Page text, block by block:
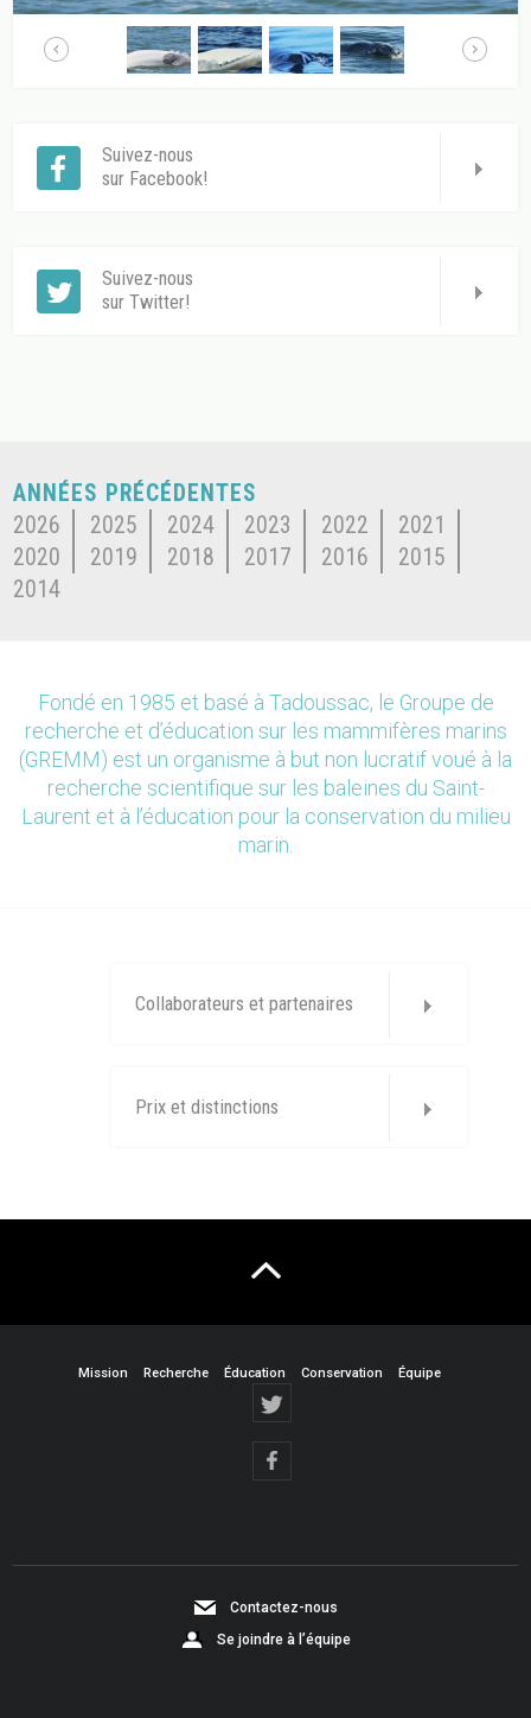
Suivez-nous
sur Facebook!
Suivez-nous
sur Twitter!
ANNÉES PRÉCÉDENTES
2026
2025 2024 2023 2022
2021
2020
2019 2018 2017 2016
2015
2014
Fondé en 1985 et basé à Tadoussac, le Groupe de
recherche et d’éducation sur les mammifères marins
(GREMM) est un organisme à but non lucratif voué à la
recherche scientifique sur les baleines du Saint-
Laurent et à l’éducation pour la conservation du milieu
marin.
Collaborateurs et partenaires
Prix et distinctions
Mission Recherche Éducation Conservation Équipe
Contactez-nous
Se joindre à l’équipe